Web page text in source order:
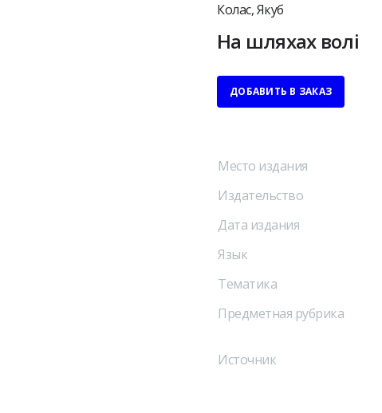
Колас, Якуб
На шляхах волі
ДОБАВИТЬ В ЗАКАЗ
Место издания
Издательство
Дата издания
Язык
Тематика
Предметная рубрика
Источник